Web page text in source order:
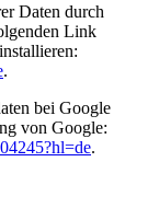
Daten durch
Link
.
bei Google
von Google:
.